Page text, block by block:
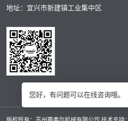
地址：宜兴市新建镇工业集中区
扫码二维码
您好，有问题可以在线咨询哦。